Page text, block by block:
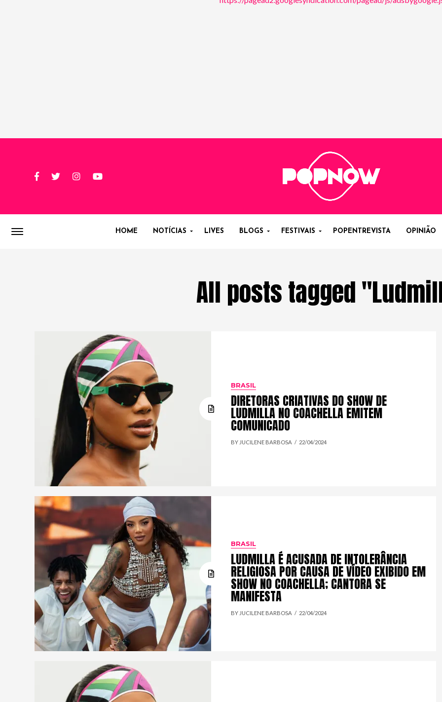
HOME NOTÍCIAS LIVES BLOGS FESTIVAIS POPENTREVISTA OPINIÃO
All posts tagged
BRASIL
DIRETORAS CRIATIVAS DO SHOW DE
LUDMILLA NO COACHELLA EMITEM
COMUNICADO
BY JUCILENE BARBOSA 22/04/2024
BRASIL
LUDMILLA É ACUSADA DE INTOLERÂNCIA
RELIGIOSA POR CAUSA DE VÍDEO EXIBIDO EM
SHOW NO COACHELLA; CANTORA SE
MANIFESTA
BY JUCILENE BARBOSA 22/04/2024